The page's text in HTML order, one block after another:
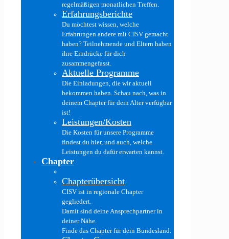
regelmäßigen monatlichen Treffen.
Erfahrungsberichte
Du möchtest wissen, welche
Erfahrungen andere mit CISV gemacht
haben? Teilnehmende und Eltern haben
ihre Eindrücke für dich
zusammengefasst.
Aktuelle Programme
Die Einladungen, die wir aktuell
bekommen haben. Schau nach, was in
deinem Chapter für dein Alter verfügbar
ist!
Leistungen/Kosten
Die Kosten für unsere Programme
findest du hier, und auch, welche
Leistungen du dafür erwarten kannst.
Chapter
Chapterübersicht
CISV ist in regionale Chapter
gegliedert.
Damit sind deine Ansprechpartner in
deiner Nähe.
Finde das Chapter für dein Bundesland.